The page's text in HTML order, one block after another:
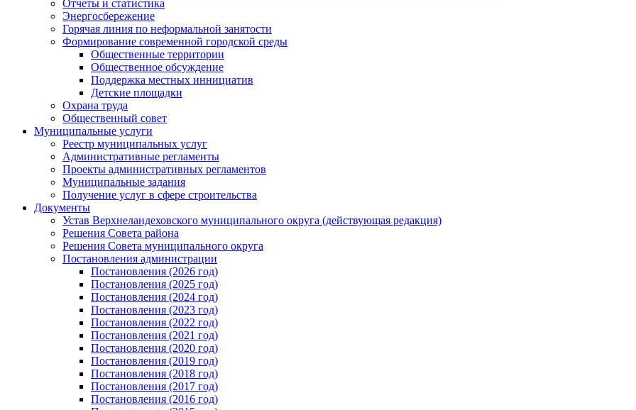
Отчеты и статистика
Энергосбережение
Горячая линия по неформальной занятости
Формирование современной городской среды
Общественные территории
Общественное обсуждение
Поддержка местных иннициатив
Детские площадки
Охрана труда
Общественный совет
Муниципальные услуги
Реестр муниципальных услуг
Административные регламенты
Проекты административных регламентов
Муниципальные задания
Получение услуг в сфере строительства
Документы
Устав Верхнеландеховского муниципального округа (действующая редакция)
Решения Совета района
Решения Совета муниципального округа
Постановления администрации
Постановления (2026 год)
Постановления (2025 год)
Постановления (2024 год)
Постановления (2023 год)
Постановления (2022 год)
Постановления (2021 год)
Постановления (2020 год)
Постановления (2019 год)
Постановления (2018 год)
Постановления (2017 год)
Постановления (2016 год)